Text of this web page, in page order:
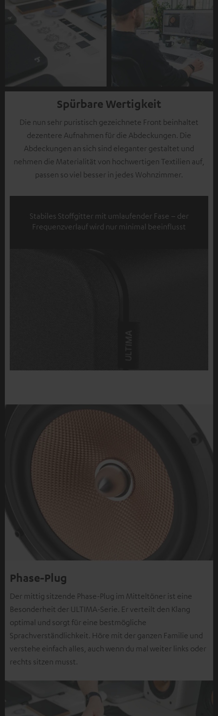
Spürbare Wertigkeit
Die nun sehr puristisch gezeichnete Front beinhaltet
dezentere Aufnahmen für die Abdeckungen. Die
Abdeckungen an sich sind eleganter gestaltet und
nehmen die Materialität von hochwertigen Textilien auf,
passen so viel besser in jedes Wohnzimmer.
Stabiles Stoffgitter mit umlaufender Fase – der
Frequenzverlauf wird nur minimal beeinflusst
Phase-Plug
Der mittig sitzende Phase-Plug im Mitteltöner ist eine
Besonderheit der ULTIMA-Serie. Er verteilt den Klang
optimal und sorgt für eine bestmögliche
Sprachverständlichkeit. Höre mit der ganzen Familie und
verstehe einfach alles, auch wenn du mal weiter links oder
rechts sitzen musst.